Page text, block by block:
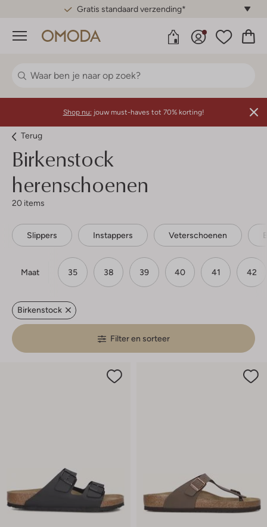
Gratis standaard verzending*
Menu
Shop nu: jouw must-haves tot 70% korting!
Terug
Birkenstock
herenschoenen
20 items
Slippers Instappers Veterschoenen
Maat 35 38 39 40 41 42
Birkenstock
Filter en sorteer